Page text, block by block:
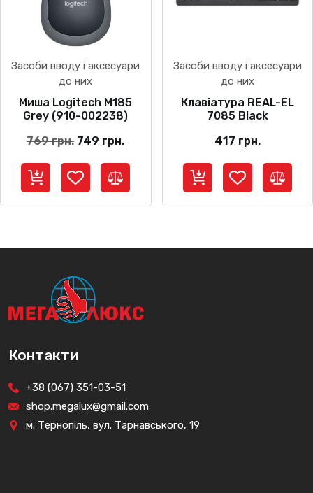
Засоби вводу і аксесуари
до них
Миша Logitech M185
Grey (910-002238)
769грн. Оригінальна
769 грн..
749 грн.Поточна
Засоби вводу і аксесуари
до них
Клавіатура REAL-EL
7085 Black
417 грн.
Контакти
+38 (067) 351-03-51
shop.megalux@gmail.com
м. Тернопіль, вул. Тарнавського, 19